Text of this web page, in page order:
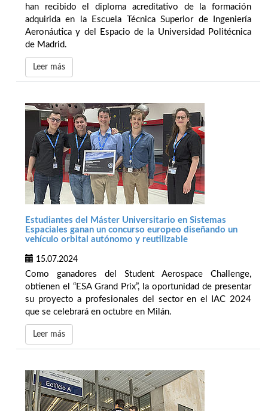
han recibido el diploma acreditativo de la formación
adquirida en la Escuela Técnica Superior de Ingeniería
Aeronáutica y del Espacio de la Universidad Politécnica
de Madrid.
Leer más
Estudiantes del Máster Universitario en Sistemas
Espaciales ganan un concurso europeo diseñando un
vehículo orbital autónomo y reutilizable
15.07.2024
Como ganadores del Student Aerospace Challenge,
obtienen el “ESA Grand Prix”, la oportunidad de presentar
su proyecto a profesionales del sector en el IAC 2024
que se celebrará en octubre en Milán.
Leer más